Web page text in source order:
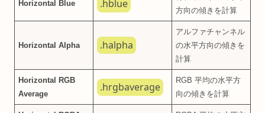
Horizontal Blue .hblue
方向の傾きを計算
Horizontal Alpha .halpha
アルファチャンネル
の水平方向の傾きを
計算
Horizontal RGB
Average
.hrgbaverage
RGB 平均の水平方
向の傾きを計算